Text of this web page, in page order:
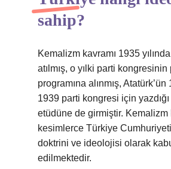
sahip?
Kemalizm kavramı 1935
atılmış, o yılki parti kongresinin
programına alınmış, Atatürk’ün
1939 parti kongresi için
etüdüne de girmiştir. Kemalizm
kesimlerce Türkiye
doktrini ve ideolojisi olarak
edilmektedir.